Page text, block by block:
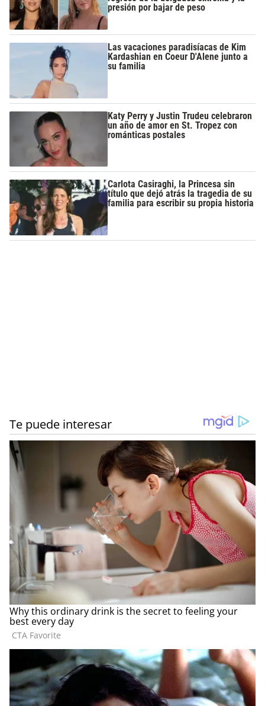
presión por bajar de peso
Las vacaciones paradisíacas de Kim
Kardashian en Coeur D'Alene junto a
su familia
Katy Perry y Justin Trudeu celebraron
un año de amor en St. Tropez con
románticas postales
Carlota Casiraghi, la Princesa sin
título que dejó atrás la tragedia de su
familia para escribir su propia historia